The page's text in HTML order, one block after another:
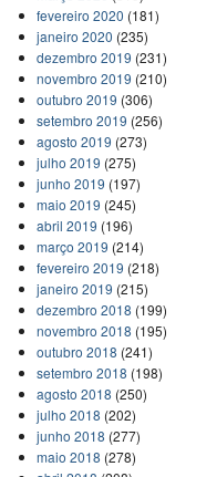
fevereiro 2020 (181)
janeiro 2020 (235)
dezembro 2019 (231)
novembro 2019 (210)
outubro 2019 (306)
setembro 2019 (256)
agosto 2019 (273)
julho 2019 (275)
junho 2019 (197)
maio 2019 (245)
abril 2019 (196)
março 2019 (214)
fevereiro 2019 (218)
janeiro 2019 (215)
dezembro 2018 (199)
novembro 2018 (195)
outubro 2018 (241)
setembro 2018 (198)
agosto 2018 (250)
julho 2018 (202)
junho 2018 (277)
maio 2018 (278)